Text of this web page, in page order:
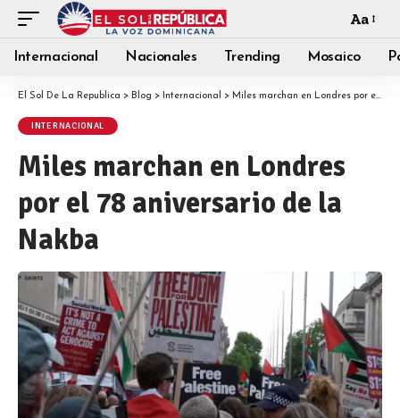
Aa
Internacional Nacionales Trending Mosaico
El Sol De La Republica > Blog > Internacional > Miles marchan en Londres por el 78 aniversario de la Nakba
INTERNACIONAL
Miles marchan en Londres
por el 78 aniversario de la
Nakba